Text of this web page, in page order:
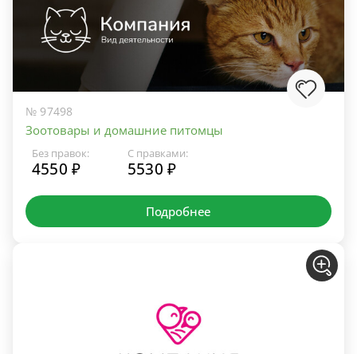
№ 97498
Зоотовары и домашние питомцы
Без правок:
4550 ₽
С правками:
5530 ₽
Подробнее